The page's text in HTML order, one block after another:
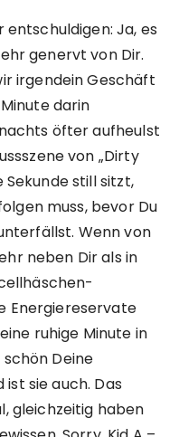
Ja, es
genervt von Dir.
irgendein Geschäft
darin
öfter aufheulst
von „Dirty
Sekunde still sitzt,
muss, bevor Du
Wenn von
neben Dir als in
Energiereservate
ruhige Minute in
Deine
sie auch. Das
gleichzeitig haben